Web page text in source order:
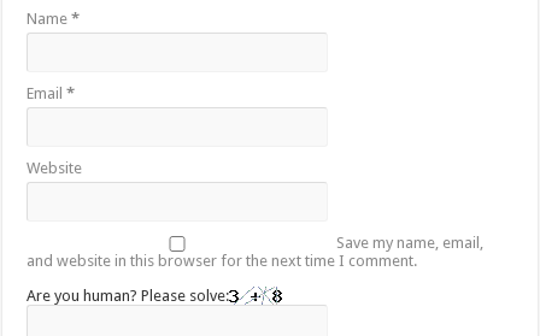
Name*
Email*
Website
Save my name, email,
and website in this browser for the next time I comment.
Are you human? Please solve: